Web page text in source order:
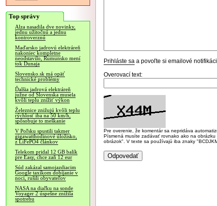
Top správy
Alza nasadila dve novinky,
jednu užitočnú a jednu
kontroverznú
Maďarsko jadrovú elektráreň
nakoniec kompletne
neodstavilo, Rumunsko mení
tok Dunaja
Slovensko.sk má opäť
technické problémy
Ďalšia jadrová elektráreň
južne od Slovenska musela
kvôli teplu znížiť výkon
Železnice znižujú kvôli teplu
rýchlosť iba na 50 km/h,
spôsobuje to meškanie
V Poľsku spustili takmer
gigawatthodinové úložisko,
z LiFePO4 článkov
Telekom pridal 12 GB balík
pre Easy, chce zaň 12 eur
Súd zakázal samojazdiacim
Google taxíkom dobíjanie v
noci, rušili obyvateľov
NASA na diaľku na sonde
Voyager 2 úspešne znížila
spotrebu
Prihláste sa a povoľte si emailové
Overovací text:
Pre overenie, že komentár sa nepridáva
Písmená musíte zadávať rovnako ako na
obrázok". V texte sa používajú iba znaky